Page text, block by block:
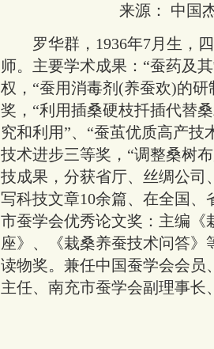
来源： 中国
罗华群，1936年7月生，四
师。主要学术成果：“蚕药及
权，“蚕用消毒剂(养蚕欢)的
奖，“利用插桑硬枝扦插代替
究和利用”、“蚕茧优质高产技
技术进步三等奖，“调整桑树
技成果，分获省厅、丝绸公司
写科技文章10余篇、在全国
市蚕学会优秀论文奖：主编《
座》、《栽桑养蚕技术问答
读物奖。兼任中国蚕学会会员
主任、南充市蚕学会副理事长